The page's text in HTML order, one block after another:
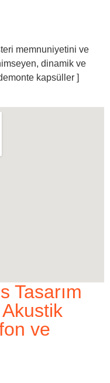
memnuniyetini ve
dinamik ve
kapsüller ]
Tasarım
ve